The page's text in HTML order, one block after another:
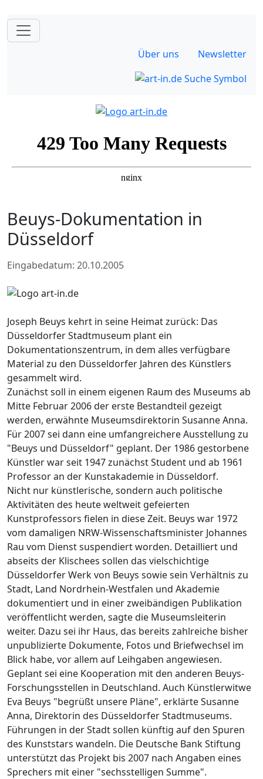
Über uns Newsletter
Beuys-Dokumentation in
Düsseldorf
Eingabedatum: 20.10.2005
Joseph Beuys kehrt in seine Heimat zurück: Das
Düsseldorfer Stadtmuseum plant ein
Dokumentationszentrum, in dem alles verfügbare
Material zu den Düsseldorfer Jahren des Künstlers
gesammelt wird.
Zunächst soll in einem eigenen Raum des Museums ab
Mitte Februar 2006 der erste Bestandteil gezeigt
werden, erwähnte Museumsdirektorin Susanne Anna.
Für 2007 sei dann eine umfangreichere Ausstellung zu
"Beuys und Düsseldorf" geplant. Der 1986 gestorbene
Künstler war seit 1947 zunächst Student und ab 1961
Professor an der Kunstakademie in Düsseldorf.
Nicht nur künstlerische, sondern auch politische
Aktivitäten des heute weltweit gefeierten
Kunstprofessors fielen in diese Zeit. Beuys war 1972
vom damaligen NRW-Wissenschaftsminister Johannes
Rau vom Dienst suspendiert worden. Detailliert und
abseits der Klischees sollen das vielschichtige
Düsseldorfer Werk von Beuys sowie sein Verhältnis zu
Stadt, Land Nordrhein-Westfalen und Akademie
dokumentiert und in einer zweibändigen Publikation
veröffentlicht werden, sagte die Museumsleiterin
weiter. Dazu sei ihr Haus, das bereits zahlreiche bisher
unpublizierte Dokumente, Fotos und Briefwechsel im
Blick habe, vor allem auf Leihgaben angewiesen.
Geplant sei eine Kooperation mit den anderen Beuys-
Forschungsstellen in Deutschland. Auch Künstlerwitwe
Eva Beuys "begrüßt unsere Pläne", erklärte Susanne
Anna, Direktorin des Düsseldorfer Stadtmuseums.
Führungen in der Stadt sollen künftig auf den Spuren
des Kunststars wandeln. Die Deutsche Bank Stiftung
unterstützt das Projekt bis 2007 nach Angaben eines
Sprechers mit einer "sechsstelligen Summe".